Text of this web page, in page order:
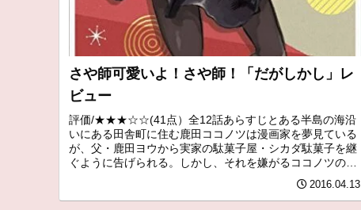
さや師可愛いよ！さや師！「だがしかし」レ
ビュー
評価/★★★☆☆(41点）全12話あらすじとある半島の海沿
いにある田舎町に住む鹿田ココノツは漫画家を夢見ている
が、父・鹿田ヨウから実家の駄菓子屋・シカダ駄菓子を継
ぐように告げられる。しかし、それを嫌がるココノツの前
2016.04.13